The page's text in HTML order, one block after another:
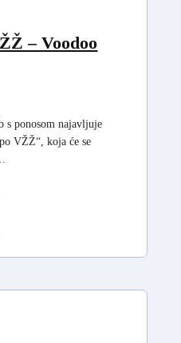
– Voodoo
s ponosom najavljuje
VŽŽ“, koja će se